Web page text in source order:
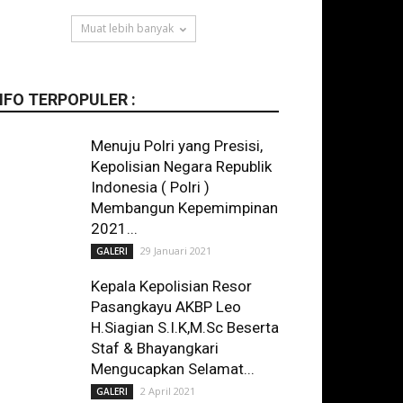
Muat lebih banyak
TERPOPULER :
Menuju Polri yang Presisi,
Kepolisian Negara Republik
Indonesia ( Polri )
Membangun Kepemimpinan
2021...
GALERI 29 Januari 2021
Kepala Kepolisian Resor
Pasangkayu AKBP Leo
H.Siagian S.I.K,M.Sc Beserta
Staf & Bhayangkari
Mengucapkan Selamat...
GALERI 2 April 2021